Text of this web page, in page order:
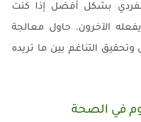
بشكل أفضل إذا كنت
الآخرون. حاول معالجة
التناغم بين ما تريده
في الصحة